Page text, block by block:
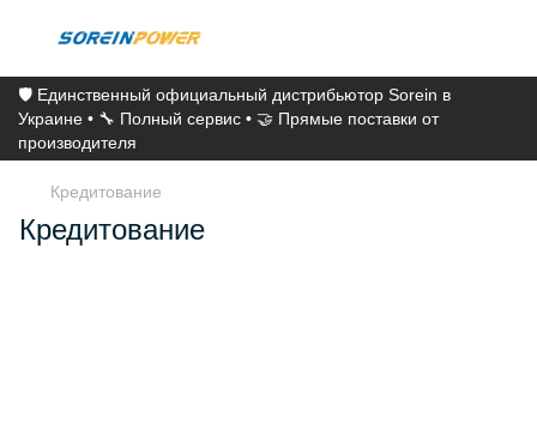
🛡️ Единственный официальный дистрибьютор Sorein в
Украине • 🔧 Полный сервис • 🤝 Прямые поставки от
производителя
Кредитование
Кредитование